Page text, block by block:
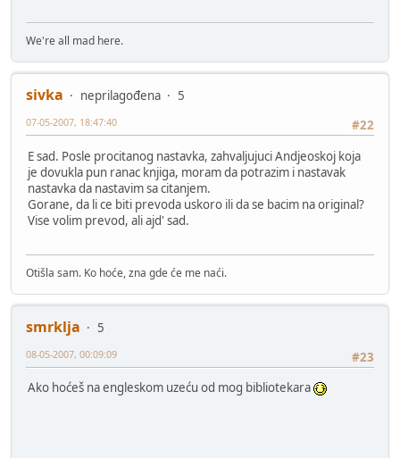
We're all mad here.
sivka neprilagođena
5
#22
07-05-2007, 18:47:40
E sad. Posle procitanog nastavka, zahvaljujuci Andjeoskoj koja
je dovukla pun ranac knjiga, moram da potrazim i nastavak
nastavka da nastavim sa citanjem.
Gorane, da li ce biti prevoda uskoro ili da se bacim na original?
Vise volim prevod, ali ajd' sad.
Otišla sam. Ko hoće, zna gde će me naći.
smrklja
5
#23
08-05-2007, 00:09:09
Ako hoćeš na engleskom uzeću od mog bibliotekara